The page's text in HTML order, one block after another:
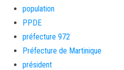
population
PPDE
préfecture 972
Préfecture de Martinique
président